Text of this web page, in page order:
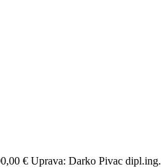
€ Uprava: Darko Pivac dipl.ing.